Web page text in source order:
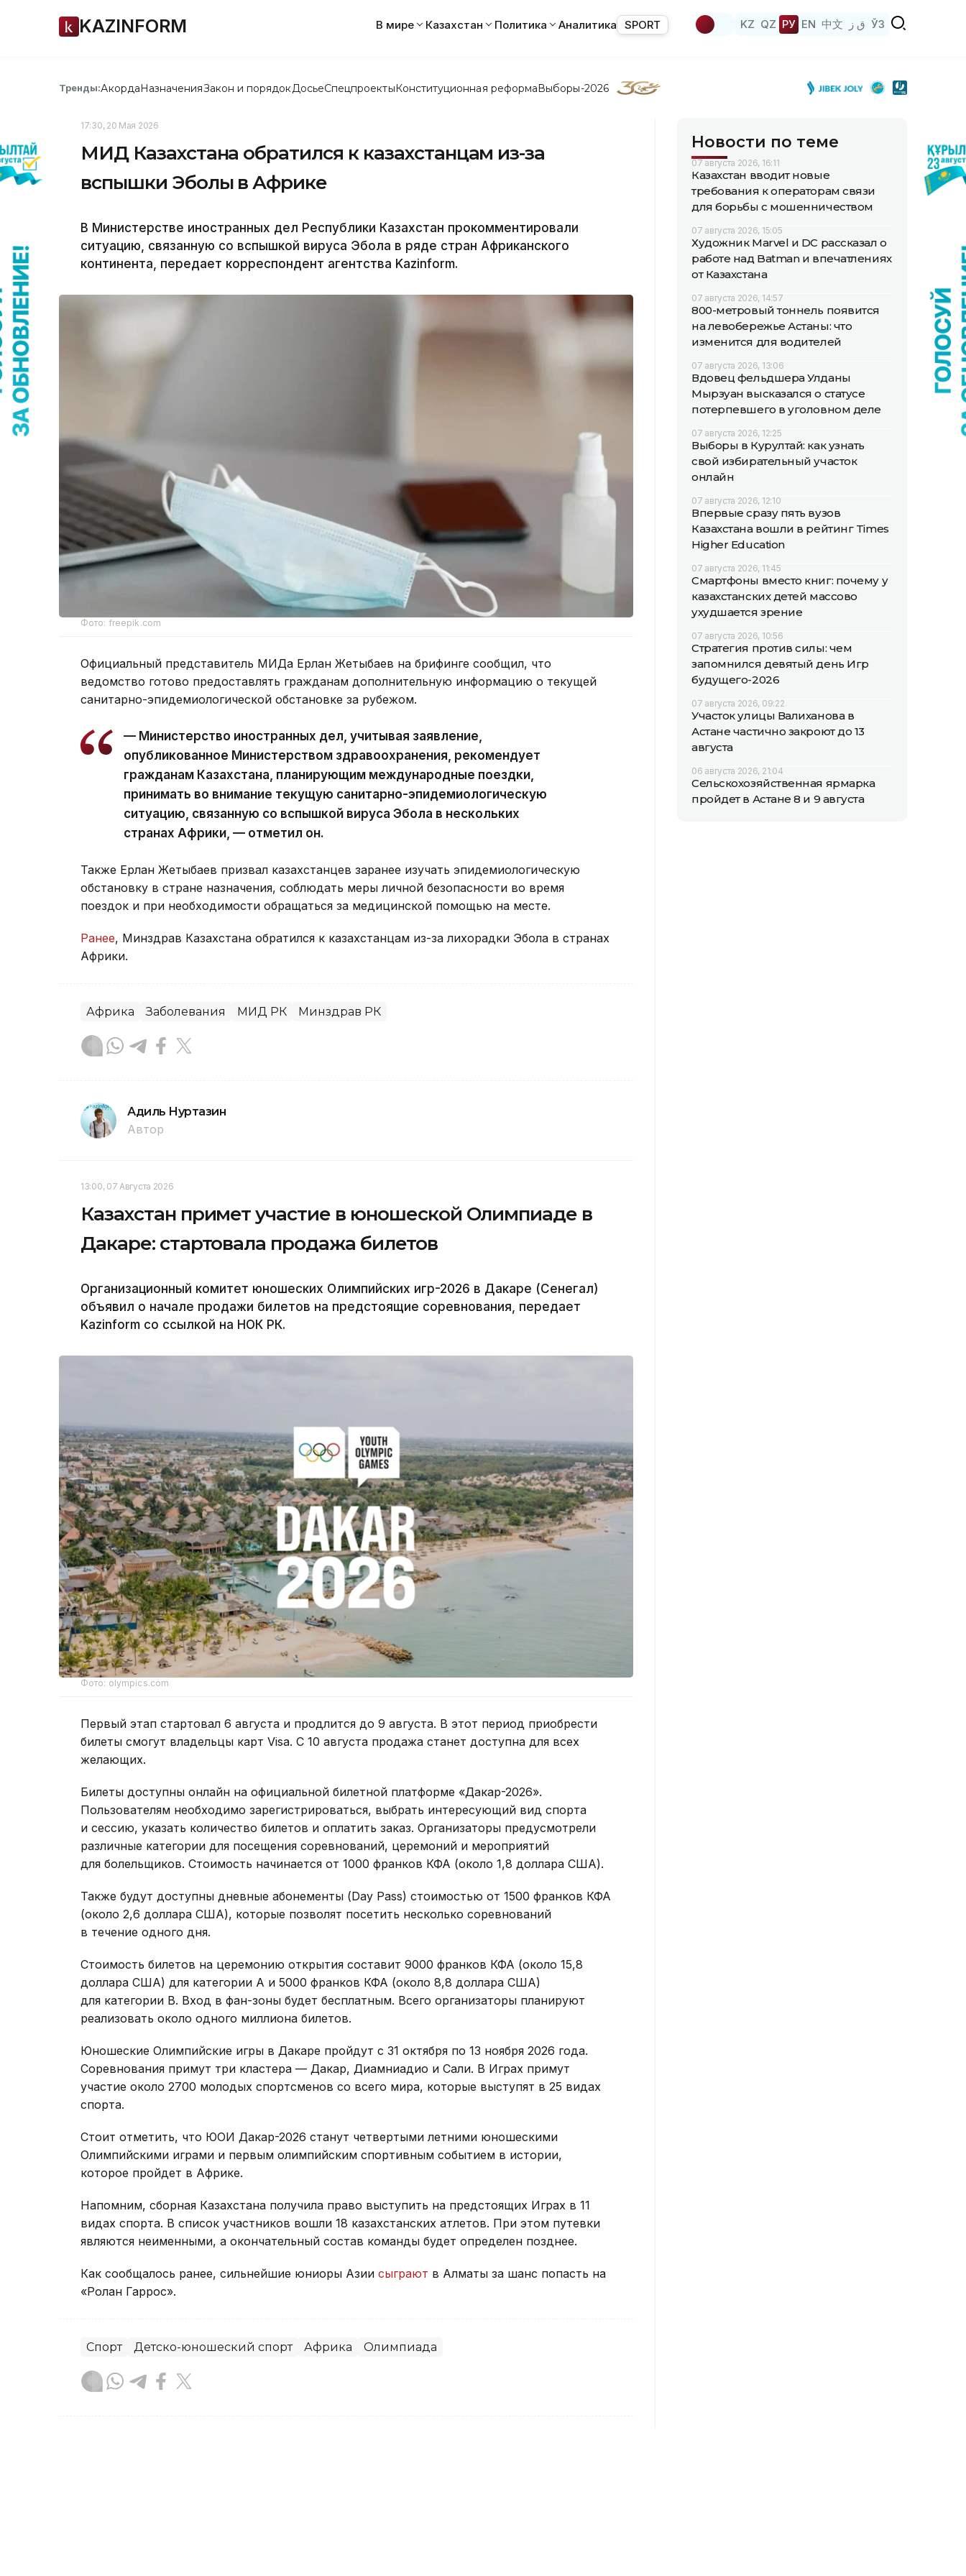
KAZINFORM В мире Казахстан Политика Аналитика SPORT KZ QZ РУ EN 中文 ق ز ЎЗ
Тренды:АкордаНазначенияЗакон и порядок ДосьеСпецпроектыКонституционная реформаВыборы-2026
17:30, 20 Мая 2026
МИД Казахстана обратился к казахстанцам из-за
вспышки Эболы в Африке
В Министерстве иностранных дел Республики Казахстан прокомментировали
ситуацию, связанную со вспышкой вируса Эбола в ряде стран Африканского
континента, передает корреспондент агентства Kazinform.
Фото: freepik.com
Официальный представитель МИДа Ерлан Жетыбаев на брифинге сообщил, что
ведомство готово предоставлять гражданам дополнительную информацию о текущей
санитарно-эпидемиологической обстановке за рубежом.
— Министерство иностранных дел, учитывая заявление,
опубликованное Министерством здравоохранения, рекомендует
гражданам Казахстана, планирующим международные поездки,
принимать во внимание текущую санитарно-эпидемиологическую
ситуацию, связанную со вспышкой вируса Эбола в нескольких
странах Африки, — отметил он.
Также Ерлан Жетыбаев призвал казахстанцев заранее изучать эпидемиологическую
обстановку в стране назначения, соблюдать меры личной безопасности во время
поездок и при необходимости обращаться за медицинской помощью на месте.
Ранее, Минздрав Казахстана обратился к казахстанцам из-за лихорадки Эбола в странах
Африки.
Африка Заболевания МИД РК Минздрав РК
Адиль Нуртазин
Автор
13:00, 07 Августа 2026
Казахстан примет участие в юношеской Олимпиаде в
Дакаре: стартовала продажа билетов
Организационный комитет юношеских Олимпийских игр-2026 в Дакаре (Сенегал)
объявил о начале продажи билетов на предстоящие соревнования, передает
Kazinform со ссылкой на НОК РК.
Фото: olympics.com
Первый этап стартовал 6 августа и продлится до 9 августа. В этот период приобрести
билеты смогут владельцы карт Visa. С 10 августа продажа станет доступна для всех
желающих.
Билеты доступны онлайн на официальной билетной платформе «Дакар-2026».
Пользователям необходимо зарегистрироваться, выбрать интересующий вид спорта
и сессию, указать количество билетов и оплатить заказ. Организаторы предусмотрели
различные категории для посещения соревнований, церемоний и мероприятий
для болельщиков. Стоимость начинается от 1000 франков КФА (около 1,8 доллара США).
Также будут доступны дневные абонементы (Day Pass) стоимостью от 1500 франков КФА
(около 2,6 доллара США), которые позволят посетить несколько соревнований
в течение одного дня.
Стоимость билетов на церемонию открытия составит 9000 франков КФА (около 15,8
доллара США) для категории A и 5000 франков КФА (около 8,8 доллара США)
для категории B. Вход в фан-зоны будет бесплатным. Всего организаторы планируют
реализовать около одного миллиона билетов.
Юношеские Олимпийские игры в Дакаре пройдут с 31 октября по 13 ноября 2026 года.
Соревнования примут три кластера — Дакар, Диамниадио и Сали. В Играх примут
участие около 2700 молодых спортсменов со всего мира, которые выступят в 25 видах
спорта.
Стоит отметить, что ЮОИ Дакар-2026 станут четвертыми летними юношескими
Олимпийскими играми и первым олимпийским спортивным событием в истории,
которое пройдет в Африке.
Напомним, сборная Казахстана получила право выступить на предстоящих Играх в 11
видах спорта. В список участников вошли 18 казахстанских атлетов. При этом путевки
являются неименными, а окончательный состав команды будет определен позднее.
Как сообщалось ранее, сильнейшие юниоры Азии сыграют в Алматы за шанс попасть на
«Ролан Гаррос».
Спорт Детско-юношеский спорт Африка Олимпиада
Новости по теме
07 августа 2026, 16:11
Казахстан вводит новые
требования к операторам связи
для борьбы с мошенничеством
07 августа 2026, 15:05
Художник Marvel и DC рассказал о
работе над Batman и впечатлениях
от Казахстана
07 августа 2026, 14:57
800-метровый тоннель появится
на левобережье Астаны: что
изменится для водителей
07 августа 2026, 13:06
Вдовец фельдшера Улданы
Мырзуан высказался о статусе
потерпевшего в уголовном деле
07 августа 2026, 12:25
Выборы в Курултай: как узнать
свой избирательный участок
онлайн
07 августа 2026, 12:10
Впервые сразу пять вузов
Казахстана вошли в рейтинг Times
Higher Education
07 августа 2026, 11:45
Смартфоны вместо книг: почему у
казахстанских детей массово
ухудшается зрение
07 августа 2026, 10:56
Стратегия против силы: чем
запомнился девятый день Игр
будущего-2026
07 августа 2026, 09:22
Участок улицы Валиханова в
Астане частично закроют до 13
августа
06 августа 2026, 21:04
Сельскохозяйственная ярмарка
пройдет в Астане 8 и 9 августа